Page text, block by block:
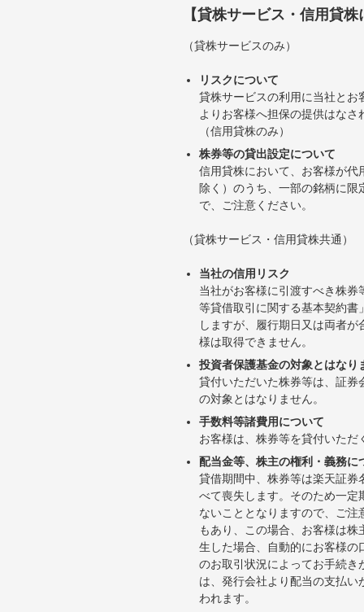
【貸株サービス・信用貸
（貸株サービスのみ）
リスクについて
貸株サービスの利用に当社と
よりお客様へ担保の提供はな
（信用貸株のみ）
株券等の貸出設定について
信用貸株において、お客様が
除く）のうち、一部の銘柄に
で、ご注意ください。
（貸株サービス・信用貸株共通）
当社の信用リスク
当社がお客様に引渡すべき株
等貸借取引に関する基本契約
しますが、履行期日又は両者
様は取得できません。
投資者保護基金の対象とはなり
貸付いただいた株券等は、証
の対象とはなりません。
手数料等諸費用について
お客様は、株券等を貸付いた
配当金等、株主の権利・義務に
貸借期間中、株券等は楽天証
べて喪失します。そのため一
ないこととなりますので、ご
もあり、この場合、お客様は
生した場合、自動的にお客様
のお取引状況によってお手続
は、発行会社より配当の支払
われます。